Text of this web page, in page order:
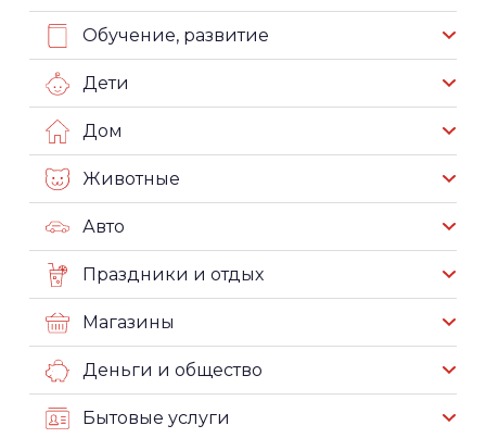
Обучение, развитие
Дети
Дом
Животные
Авто
Праздники и отдых
Магазины
Деньги и общество
Бытовые услуги